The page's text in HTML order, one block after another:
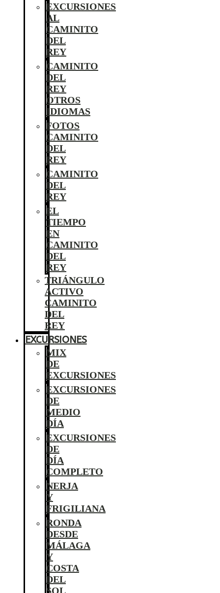
EXCURSIONES
AL
CAMINITO
DEL
REY
CAMINITO
DEL
REY
OTROS
IDIOMAS
FOTOS
CAMINITO
DEL
REY
CAMINITO
DEL
REY
EL
TIEMPO
EN
CAMINITO
DEL
REY
TRIÁNGULO
ACTIVO
CAMINITO
DEL
REY
EXCURSIONES
MIX
DE
EXCURSIONES
EXCURSIONES
DE
MEDIO
DÍA
EXCURSIONES
DE
DÍA
COMPLETO
NERJA
Y
FRIGILIANA
RONDA
DESDE
MÁLAGA
Y
COSTA
DEL
SOL